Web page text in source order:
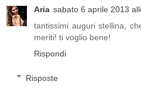
Aria sabato 6 aprile 2013
tantissimi auguri stellina,
meriti! ti voglio bene!
Rispondi
Risposte